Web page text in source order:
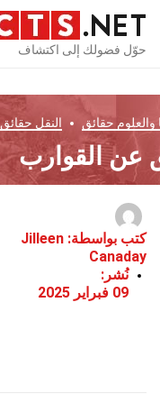
حوّل فضولك إلى اكتشاف
والعلوم حقائق النقل حقائق
كتب بواسطة: Jilleen
Canaday
نُشر:
09 فبراير 2025